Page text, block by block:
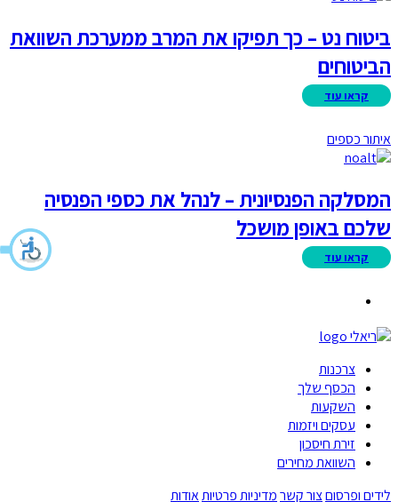
ביטוח נט – כך תפיקו את המרב ממערכת השוואת
הביטוחים
איתור כספים
המסלקה הפנסיונית – לנהל את כספי הפנסיה
שלכם באופן מושכל
צרכנות
הכסף שלך
השקעות
עסקים ויזמות
זירת חיסכון
השוואת מחירים
לידים ופרסוםצור קשרמדיניות פרטיותאודות